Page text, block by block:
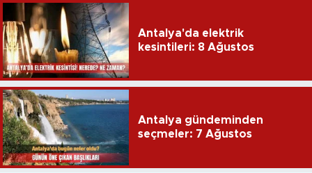
Antalya'da elektrik
kesintileri: 8 Ağustos
Antalya gündeminden
seçmeler: 7 Ağustos